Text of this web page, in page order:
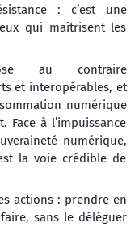
: c’est une
qui maîtrisent les
au contraire
et interopérables, et
numérique
Face à l’impuissance
numérique,
la voie crédible de
actions : prendre en
sans le déléguer